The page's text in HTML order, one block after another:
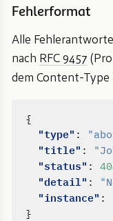
Fehlerformat
Alle
nach RFC 9457
dem Content-Type
{
"type" :
"title" :
"status" :
"detail" :
"instance" :
}